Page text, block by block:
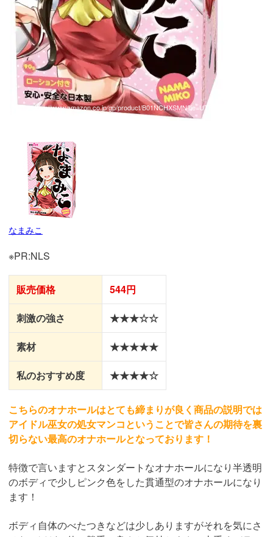
引用：https://www.amazon.co.jp/gp/product/B01NCHXSMN?ie=UTF8&r
なまみこ
※PR:NLS
販売価格 544円
刺激の強さ ★★★☆☆
素材 ★★★★★
私のおすすめ度 ★★★★☆
こちらのオナホールはとても締まりが良く商品の説明では
アイドル巫女の処女マンコということで皆さんの期待を裏
切らない最高のオナホールとなっております！
特徴で言いますとスタンダートなオナホールになり半透明
のボディで少しピンク色をした貫通型のオナホールになり
ます！
ボディ自体のべたつきなどは少しありますがそれを気にさ